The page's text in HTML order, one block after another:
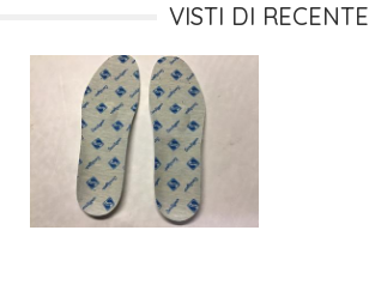
VISTI DI RECENTE